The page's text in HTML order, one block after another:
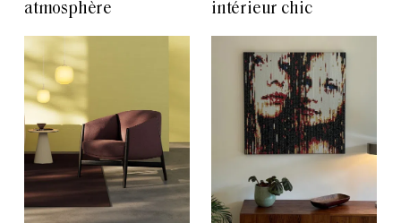
atmosphère
intérieur chic